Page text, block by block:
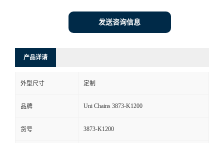
发送咨询信息
产品详请
外型尺寸 定制
品牌 Uni Chains 3873-K1200
货号 3873-K1200